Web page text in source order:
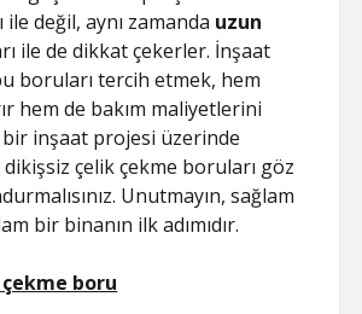
ile değil, aynı zamanda uzun
ile de dikkat çekerler. İnşaat
boruları tercih etmek, hem
hem de bakım maliyetlerini
inşaat projesi üzerinde
dikişsiz çelik çekme boruları göz
Unutmayın, sağlam
bir binanın ilk adımıdır.
boru